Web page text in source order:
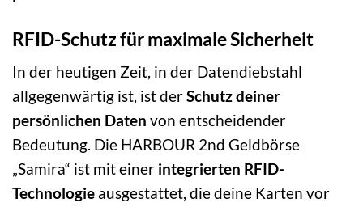
RFID-Schutz für maximale Sicherheit
In der heutigen Zeit, in der Datendiebstahl
allgegenwärtig ist, ist derSchutz deiner
persönlichen Daten von entscheidender
Bedeutung. Die HARBOUR 2nd Geldbörse
„Samira“ ist mit einer integrierten RFID-
Technologie ausgestattet, die deine Karten vor